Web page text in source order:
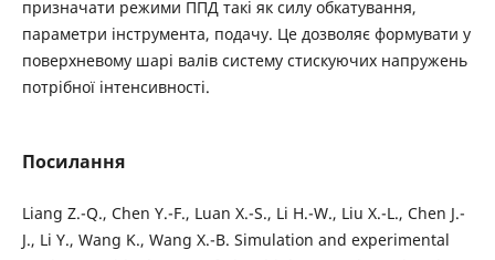
призначати режими ППД такі як силу обкатування,
параметри інструмента, подачу. Це дозволяє формувати у
поверхневому шарі валів систему стискуючих напружень
потрібної інтенсивності.
Посилання
Liang Z.-Q., Chen Y.-F., Luan X.-S., Li H.-W., Liu X.-L., Chen J.-
J., Li Y., Wang K., Wang X.-B. Simulation and experimental